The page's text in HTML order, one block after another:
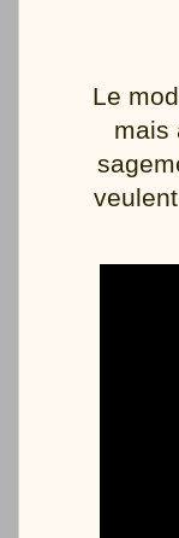
Le
mais